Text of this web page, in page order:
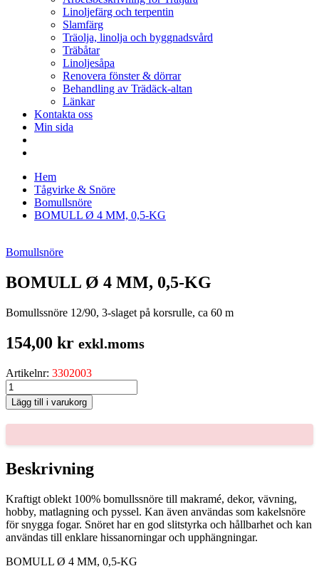
Linoljefärg och terpentin
Slamfärg
Träolja, linolja och byggnadsvård
Träbåtar
Linoljesåpa
Renovera fönster & dörrar
Behandling av Trädäck-altan
Länkar
Kontakta oss
Min sida
Hem
Tågvirke & Snöre
Bomullsnöre
BOMULL Ø 4 MM, 0,5-KG
Bomullsnöre
BOMULL Ø 4 MM, 0,5-KG
Bomullssnöre 12/90, 3-slaget på korsrulle, ca 60 m
154,00 kr exkl.moms
Artikelnr: 3302003
BOMULL
Ø
4
MM,
KG
mängd
Lägg till i varukorg
Beskrivning
Kraftigt oblekt 100% bomullssnöre till makramé, dekor, vävning,
hobby, matlagning och pyssel. Kan även användas som kakelsnöre
för snygga fogar. Snöret har en god slitstyrka och hållbarhet och kan
användas till enklare hissanorningar och upphängningar.
BOMULL Ø 4 MM, 0,5-KG